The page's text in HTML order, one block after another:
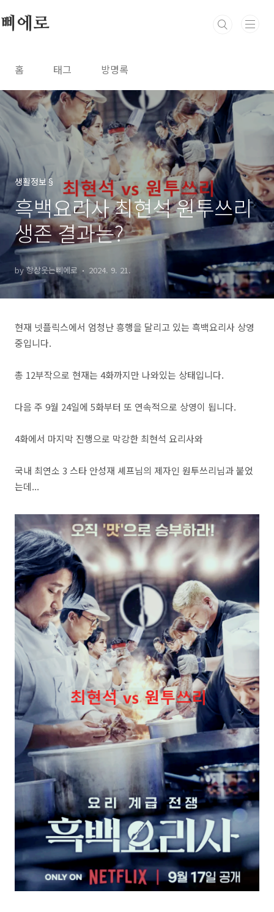
삐에로
홈 태그 방명록
생활정보§
흑백요리사 최현석 원투쓰리
생존 결과는?
by 항상웃는삐에로 2024. 9. 21.
현재 넷플릭스에서 엄청난 흥행을 달리고 있는 흑백요리사 상영
중입니다.
총 12부작으로 현재는 4화까지만 나와있는 상태입니다.
다음 주 9월 24일에 5화부터 또 연속적으로 상영이 됩니다.
4화에서 마지막 진행으로 막강한 최현석 요리사와
국내 최연소 3 스타 안성재 셰프님의 제자인 원투쓰리님과 붙었
는데...